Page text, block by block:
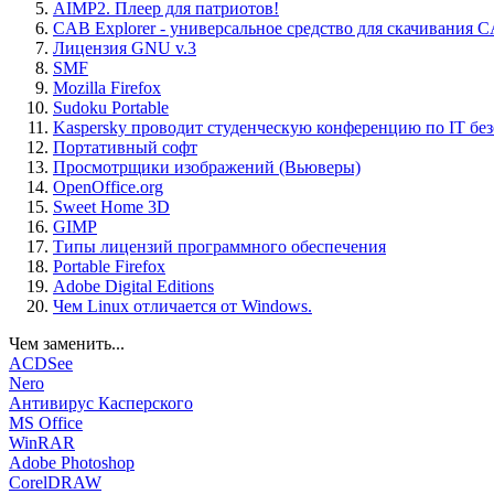
AIMP2. Плеер для патриотов!
CAB Explorer - универсальное средство для скачивания
Лицензия GNU v.3
SMF
Mozilla Firefox
Sudoku Portable
Kaspersky проводит студенческую конференцию по IT
Портативный софт
Просмотрщики изображений (Вьюверы)
OpenOffice.org
Sweet Home 3D
GIMP
Типы лицензий программного обеспечения
Portable Firefox
Adobe Digital Editions
Чем Linux отличается от Windows.
Чем заменить...
ACDSee
Nero
Антивирус Касперского
MS Office
WinRAR
Adobe Photoshop
CorelDRAW